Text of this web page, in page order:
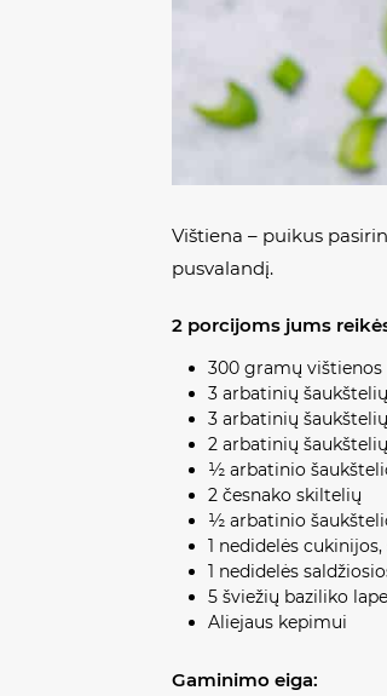
Vištiena – puikus
pusvalandį.
2 porcijoms jums
300 gramų vištienos
3 arbatinių
3 arbatinių
2 arbatinių
½ arbatinio
2 česnako skiltelių
½ arbatinio
1 nedidelės
1 nedidelės
5 šviežių baziliko
Aliejaus kepimui
Gaminimo eiga: